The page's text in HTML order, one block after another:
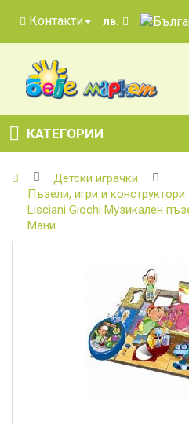
Контакти лв.
КАТЕГОРИИ
Детски играчки
Пъзели, игри и конструктори
Lisciani Giochi Музикален
Мани